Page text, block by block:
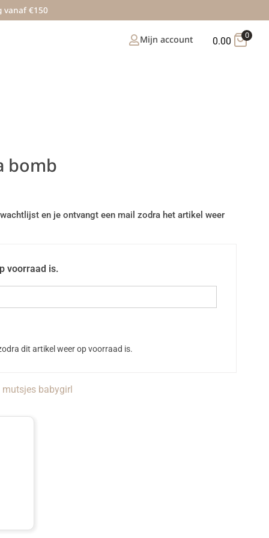
vanaf €150
Mijn account 0.00
0
bomb
en je ontvangt een mail zodra het artikel weer
voorraad is.
dit artikel weer op voorraad is.
babygirl